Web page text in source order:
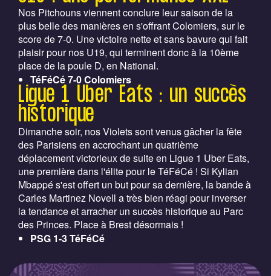
Nos Pitchouns viennent conclure leur saison de la
plus belle des manières en s'offrant Colomiers, sur le
score de 7-0. Une victoire nette et sans bavure qui fait
plaisir pour nos U19, qui terminent donc à la 10ème
place de la poule D, en National.
TéFéCé 7-0 Colomiers
Ligue 1 Uber Eats : un succès
historique
Dimanche soir, nos Violets sont venus gâcher la fête
des Parisiens en accrochant un quatrième
déplacement victorieux de suite en Ligue 1 Uber Eats,
une première dans l'élite pour le TéFéCé ! Si Kylian
Mbappé s'est offert un but pour sa dernière, la bande à
Carles Martinez Novell a très bien réagi pour inverser
la tendance et arracher un succès historique au Parc
des Princes. Place à Brest désormais !
PSG 1-3 TéFéCé